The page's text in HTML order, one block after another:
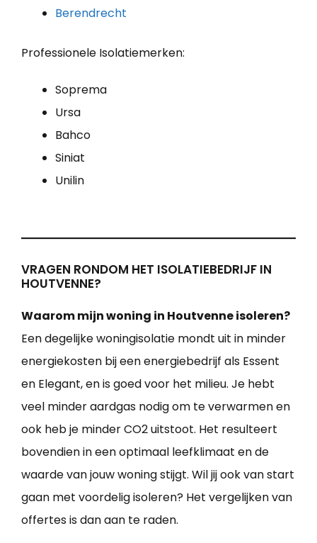
Berendrecht
Professionele Isolatiemerken:
Soprema
Ursa
Bahco
Siniat
Unilin
VRAGEN RONDOM HET ISOLATIEBEDRIJF IN
HOUTVENNE?
Waarom mijn woning in Houtvenne isoleren?
Een degelijke woningisolatie mondt uit in minder
energiekosten bij een energiebedrijf als Essent
en Elegant, en is goed voor het milieu. Je hebt
veel minder aardgas nodig om te verwarmen en
ook heb je minder CO2 uitstoot. Het resulteert
bovendien in een optimaal leefklimaat en de
waarde van jouw woning stijgt. Wil jij ook van start
gaan met voordelig isoleren? Het vergelijken van
offertes is dan aan te raden.